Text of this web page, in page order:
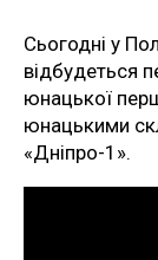
Сьогодні у
відбудеться
юнацької
юнацькими
«Дніпро-1».